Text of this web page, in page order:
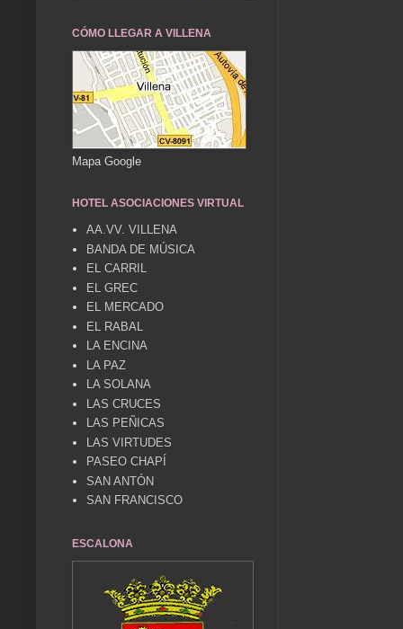
CÓMO LLEGAR A VILLENA
Mapa Google
HOTEL ASOCIACIONES VIRTUAL
AA.VV. VILLENA
BANDA DE MÚSICA
EL CARRIL
EL GREC
EL MERCADO
EL RABAL
LA ENCINA
LA PAZ
LA SOLANA
LAS CRUCES
LAS PEÑICAS
LAS VIRTUDES
PASEO CHAPÍ
SAN ANTÓN
SAN FRANCISCO
ESCALONA